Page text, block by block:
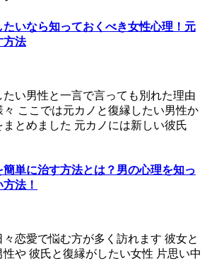
たいなら知っておくべき女性心理！元
方法
たい男性と一言で言っても別れた理由
ここでは元カノと復縁したい男性か
まとめました 元カノには新しい彼氏
単に治す方法とは？男の心理を知っ
法！
恋愛で悩む方が多く訪れます 彼女と
や 彼氏と復縁がしたい女性 片思い中